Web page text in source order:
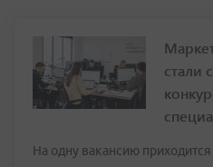
стали
На одну вакансию